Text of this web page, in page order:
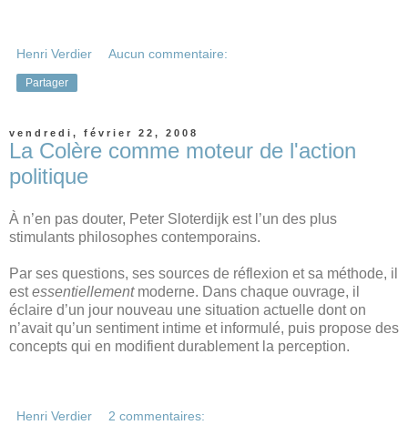
Henri Verdier Aucun commentaire:
Partager
vendredi, février 22, 2008
La Colère comme moteur de l'action
politique
À n’en pas douter, Peter Sloterdijk est l’un des plus
stimulants philosophes contemporains.
Par ses questions, ses sources de réflexion et sa méthode, il
estessentiellementmoderne. Dans chaque ouvrage, il
éclaire d’un jour nouveau une situation actuelle dont on
n’avait qu’un sentiment intime et informulé, puis propose des
concepts qui en modifient durablement la perception.
Henri Verdier 2 commentaires: